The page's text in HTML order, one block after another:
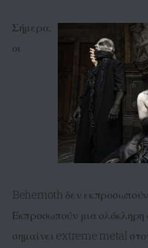
Σήμερα,
οι
Behemoth δεν
Εκπροσωπούν μια ολόκληρη
σημαίνει extreme metal